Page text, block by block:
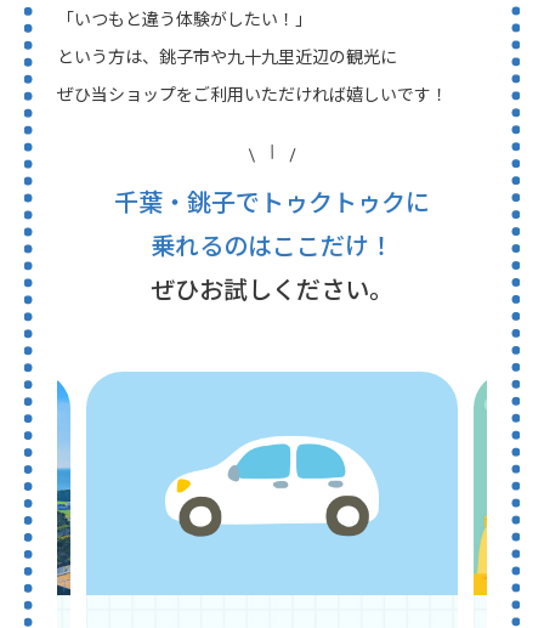
「いつもと違う体験がしたい！」
という方は、銚子市や九十九里近辺の観光に
ぜひ当ショップをご利用いただければ嬉しいです！
千葉・銚子でトゥクトゥクに
乗れるのはここだけ！
ぜひお試しください。